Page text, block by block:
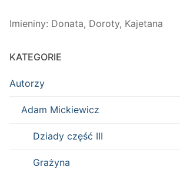
Imieniny: Donata, Doroty, Kajetana
KATEGORIE
Autorzy
Adam Mickiewicz
Dziady część III
Grażyna